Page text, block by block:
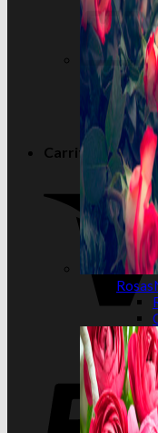
No hay
Volver a la
Carrito
Rosas